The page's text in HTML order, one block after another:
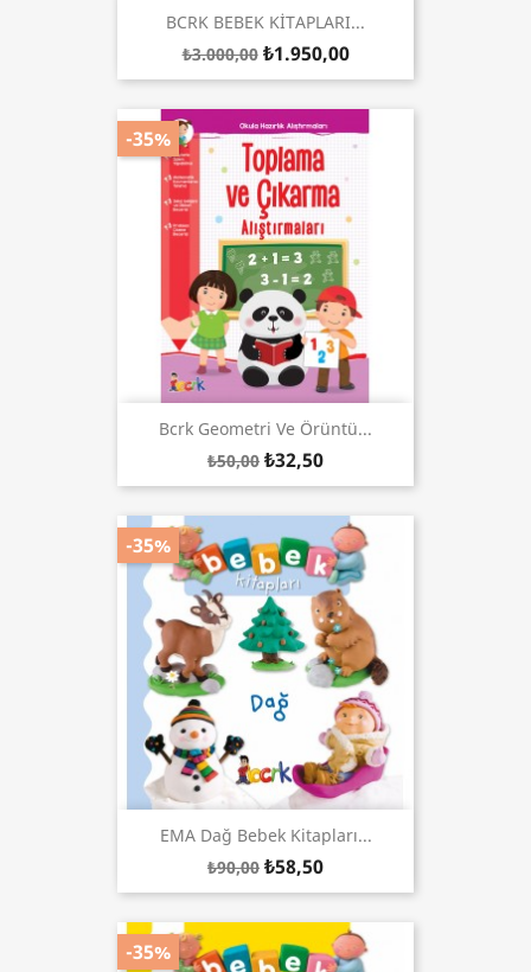
BCRK BEBEK KİTAPLARI...
₺3.000,00 ₺1.950,00
Bcrk Geometri Ve Örüntü...
₺50,00 ₺32,50
-35%
EMA Dağ Bebek Kitapları...
₺90,00 ₺58,50
-35%
-35%